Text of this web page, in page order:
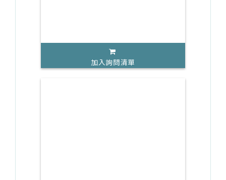
加入詢問清單